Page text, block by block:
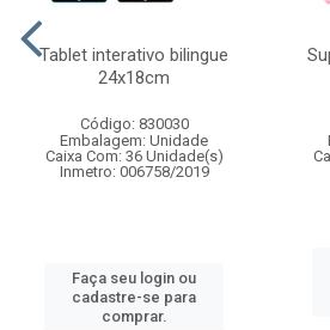
Tablet interativo bilingue
24x18cm
Código: 830030
Embalagem: Unidade
Caixa Com: 36 Unidade(s)
Inmetro: 006758/2019
Faça seu login ou
cadastre-se para
comprar.